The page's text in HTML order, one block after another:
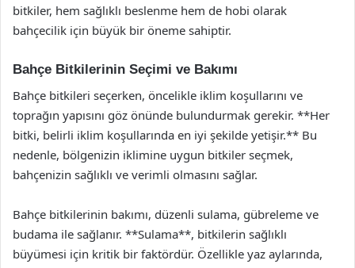
bitkiler, hem sağlıklı beslenme hem de hobi olarak
bahçecilik için büyük bir öneme sahiptir.
Bahçe Bitkilerinin Seçimi ve Bakımı
Bahçe bitkileri seçerken, öncelikle iklim koşullarını ve
toprağın yapısını göz önünde bulundurmak gerekir. **Her
bitki, belirli iklim koşullarında en iyi şekilde yetişir.** Bu
nedenle, bölgenizin iklimine uygun bitkiler seçmek,
bahçenizin sağlıklı ve verimli olmasını sağlar.
Bahçe bitkilerinin bakımı, düzenli sulama, gübreleme ve
budama ile sağlanır. **Sulama**, bitkilerin sağlıklı
büyümesi için kritik bir faktördür. Özellikle yaz aylarında,